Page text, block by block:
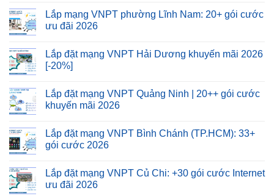
Lắp mạng VNPT phường Lĩnh Nam: 20+ gói cước
ưu đãi 2026
Lắp đặt mạng VNPT Hải Dương khuyến mãi 2026
[-20%]
Lắp đặt mạng VNPT Quảng Ninh | 20++ gói cước
khuyến mãi 2026
Lắp đặt mạng VNPT Bình Chánh (TP.HCM): 33+
gói cước 2026
Lắp đặt mạng VNPT Củ Chi: +30 gói cước Internet
ưu đãi 2026